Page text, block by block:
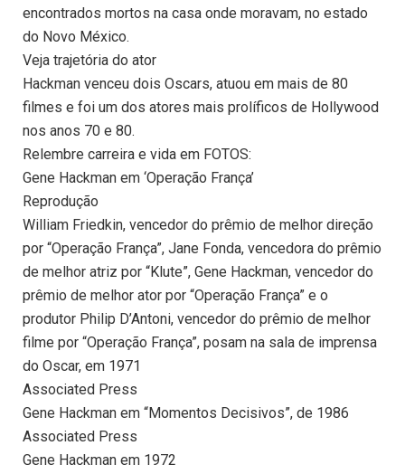
encontrados mortos na casa onde moravam, no estado
do Novo México.
Veja trajetória do ator
Hackman venceu dois Oscars, atuou em mais de 80
filmes e foi um dos atores mais prolíficos de Hollywood
nos anos 70 e 80.
Relembre carreira e vida em FOTOS:
Gene Hackman em ‘Operação França’
Reprodução
William Friedkin, vencedor do prêmio de melhor direção
por “Operação França”, Jane Fonda, vencedora do prêmio
de melhor atriz por “Klute”, Gene Hackman, vencedor do
prêmio de melhor ator por “Operação França” e o
produtor Philip D’Antoni, vencedor do prêmio de melhor
filme por “Operação França”, posam na sala de imprensa
do Oscar, em 1971
Associated Press
Gene Hackman em “Momentos Decisivos”, de 1986
Associated Press
Gene Hackman em 1972